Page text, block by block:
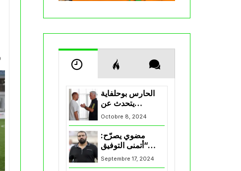
الحارس بوحلفاية
يتحدث عن
طموحاته مع
المنتخب و شباب
قسنطينة
Octobre 8, 2024
مضوي يصرّح:
“أتمنى التوفيق
لممثلي الكرة
الجزائرية في
Septembre 17, 2024